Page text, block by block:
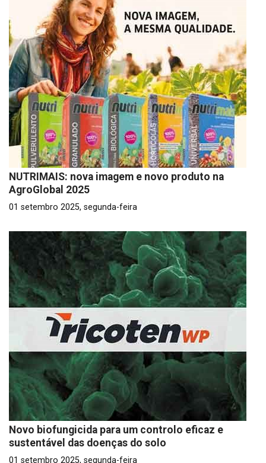
NUTRIMAIS: nova imagem e novo produto na
AgroGlobal 2025
01 setembro 2025, segunda-feira
Novo biofungicida para um controlo eficaz e
sustentável das doenças do solo
01 setembro 2025, segunda-feira